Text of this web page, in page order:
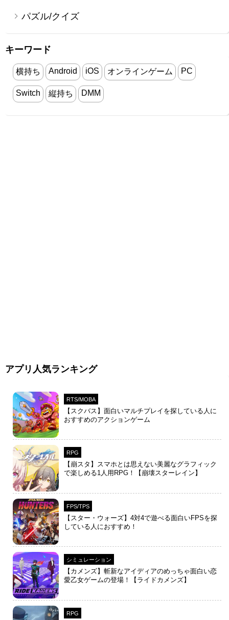
パズル/クイズ
キーワード
横持ち Android iOS オンラインゲーム PC
Switch 縦持ち DMM
アプリ人気ランキング
RTS/MOBA
【スクバス】面白いマルチプレイを探している人に
おすすめのアクションゲーム
RPG
【崩スタ】スマホとは思えない美麗なグラフィック
で楽しめる1人用RPG！【崩壊スターレイン】
FPS/TPS
【スター・ウォーズ】4対4で遊べる面白いFPSを探
している人におすすめ！
シミュレーション
【カメンズ】斬新なアイディアのめっちゃ面白い恋
愛乙女ゲームの登場！【ライドカメンズ】
RPG